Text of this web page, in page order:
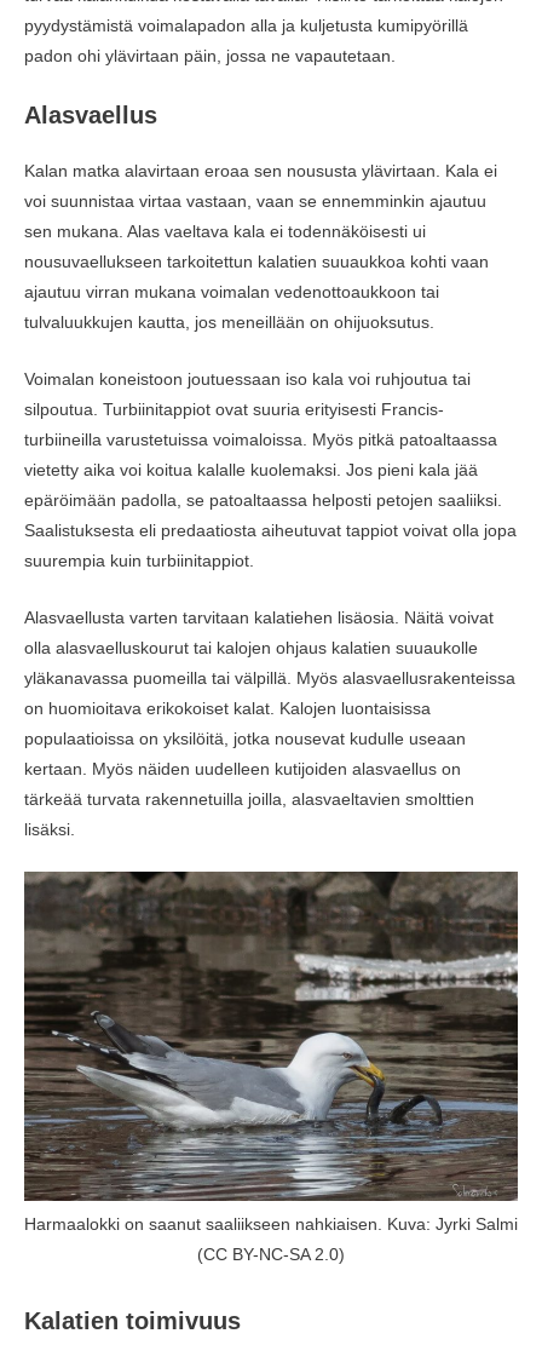
pyydystämistä voimalapadon alla ja kuljetusta kumipyörillä
padon ohi ylävirtaan päin, jossa ne vapautetaan.
Alasvaellus
Kalan matka alavirtaan eroaa sen noususta ylävirtaan. Kala ei
voi suunnistaa virtaa vastaan, vaan se ennemminkin ajautuu
sen mukana. Alas vaeltava kala ei todennäköisesti ui
nousuvaellukseen tarkoitettun kalatien suuaukkoa kohti vaan
ajautuu virran mukana voimalan vedenottoaukkoon tai
tulvaluukkujen kautta, jos meneillään on ohijuoksutus.
Voimalan koneistoon joutuessaan iso kala voi ruhjoutua tai
silpoutua. Turbiinitappiot ovat suuria erityisesti Francis-
turbiineilla varustetuissa voimaloissa. Myös pitkä patoaltaassa
vietetty aika voi koitua kalalle kuolemaksi. Jos pieni kala jää
epäröimään padolla, se patoaltaassa helposti petojen saaliiksi.
Saalistuksesta eli predaatiosta aiheutuvat tappiot voivat olla jopa
suurempia kuin turbiinitappiot.
Alasvaellusta varten tarvitaan kalatiehen lisäosia. Näitä voivat
olla alasvaelluskourut tai kalojen ohjaus kalatien suuaukolle
yläkanavassa puomeilla tai välpillä. Myös alasvaellusrakenteissa
on huomioitava erikokoiset kalat. Kalojen luontaisissa
populaatioissa on yksilöitä, jotka nousevat kudulle useaan
kertaan. Myös näiden uudelleen kutijoiden alasvaellus on
tärkeää turvata rakennetuilla joilla, alasvaeltavien smolttien
lisäksi.
Harmaalokki on saanut saaliikseen nahkiaisen. Kuva: Jyrki Salmi
(CC BY-NC-SA 2.0)
Kalatien toimivuus